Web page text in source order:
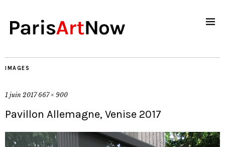
IMAGES
1 juin 2017 667 × 900
Pavillon Allemagne, Venise 2017